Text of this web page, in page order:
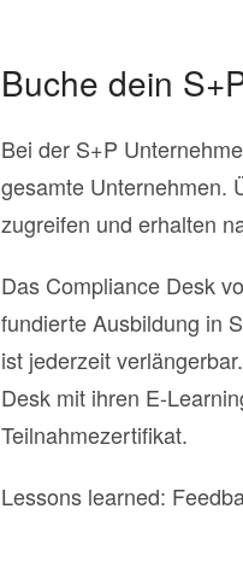
Buche dein
Bei der S+P
gesamte Unternehmen.
zugreifen und erhalten
Das Compliance Desk
fundierte Ausbildung in
ist jederzeit
Desk mit ihren E-
Teilnahmezertifikat.
Lessons learned: